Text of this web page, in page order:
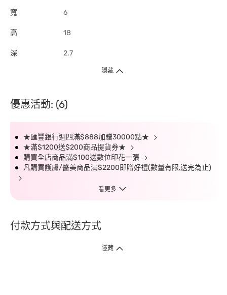
寬 6
高 18
深 2.7
隱藏
優惠活動: (6)
★匯豐銀行週四滿$888加贈30000點★
★滿$1200送$200商品提貨券★
購買全店商品滿$100送數位印花一張
凡購買護膚/醫美商品滿$2200即贈好禮(數量有限,送完為止)
看更多
付款方式與配送方式
隱藏